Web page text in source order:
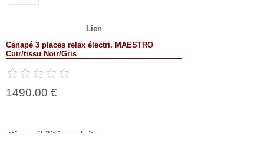
Lien
Canapé 3 places relax électri. MAESTRO
Cuir/tissu Noir/Gris
1490.00 €